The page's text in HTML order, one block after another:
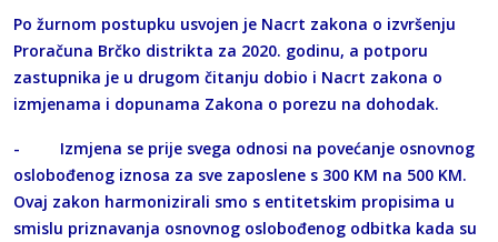
Po žurnom postupku usvojen je Nacrt zakona o izvršenju
Proračuna Brčko distrikta za 2020. godinu, a potporu
zastupnika je u drugom čitanju dobio i Nacrt zakona o
izmjenama i dopunama Zakona o porezu na dohodak.
- Izmjena se prije svega odnosi na povećanje osnovnog
oslobođenog iznosa za sve zaposlene s 300 KM na 500 KM.
Ovaj zakon harmonizirali smo s entitetskim propisima u
smislu priznavanja osnovnog oslobođenog odbitka kada su